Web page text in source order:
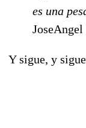
es una
Y sigue, y